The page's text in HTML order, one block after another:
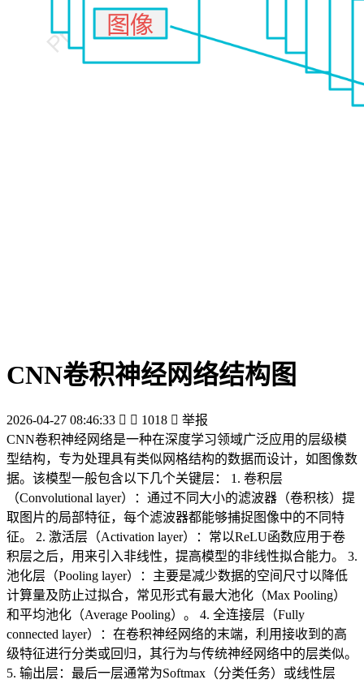
CNN卷积神经网络结构图
2026-04-27 08:46:33   1018  举报
CNN卷积神经网络是一种在深度学习领域广泛应用的层级模
型结构，专为处理具有类似网格结构的数据而设计，如图像数
据。该模型一般包含以下几个关键层： 1. 卷积层
（Convolutional layer）：通过不同大小的滤波器（卷积核）提
取图片的局部特征，每个滤波器都能够捕捉图像中的不同特
征。 2. 激活层（Activation layer）：常以ReLU函数应用于卷
积层之后，用来引入非线性，提高模型的非线性拟合能力。 3.
池化层（Pooling layer）：主要是减少数据的空间尺寸以降低
计算量及防止过拟合，常见形式有最大池化（Max Pooling）
和平均池化（Average Pooling）。 4. 全连接层（Fully
connected layer）：在卷积神经网络的末端，利用接收到的高
级特征进行分类或回归，其行为与传统神经网络中的层类似。
5. 输出层：最后一层通常为Softmax（分类任务）或线性层